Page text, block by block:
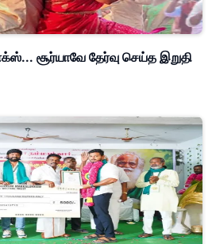
சூர்யாவே தேர்வு செய்த இறுதி